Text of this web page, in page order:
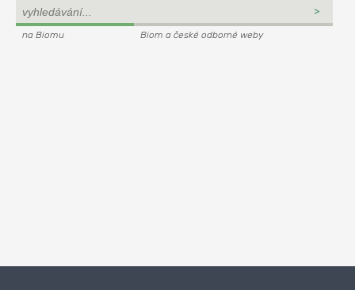
na Biomu Biom a české odborné weby